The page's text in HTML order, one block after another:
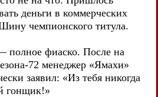
деньги в коммерческих
чемпионского титула.
полное фиаско. После на
72 менеджер «Ямахи»
заявил: «Из тебя никогда
гонщик!»